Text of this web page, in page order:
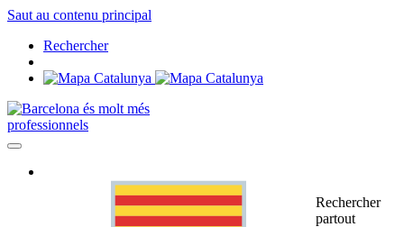
Saut au contenu principal
Rechercher
professionnels
Rechercher
partout